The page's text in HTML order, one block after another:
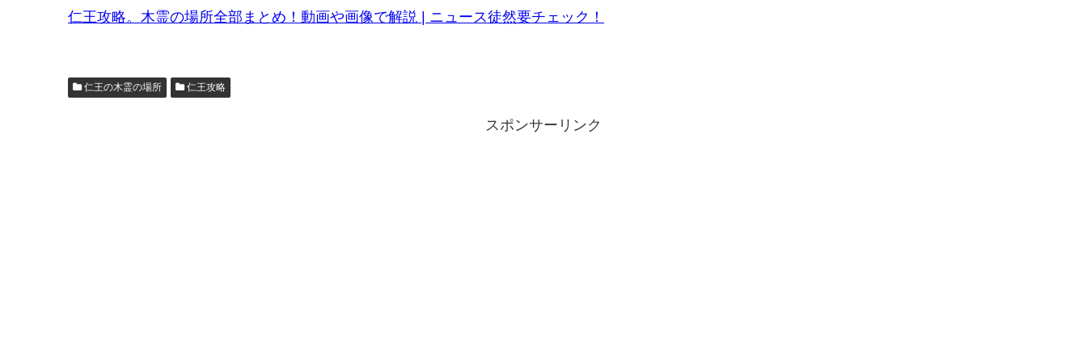
仁王攻略。木霊の場所全部まとめ！動画や画像で解説 | ニュース徒然要チェック！
仁王の木霊の場所 仁王攻略
スポンサーリンク